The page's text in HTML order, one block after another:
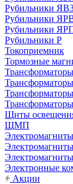
Рубильники
Рубильники
Рубильники
Рубильники Р
Токоприемник
Тормозные
Трансформаторы
Щиты
ЩМП
Электромагниты
Электронные
Акции